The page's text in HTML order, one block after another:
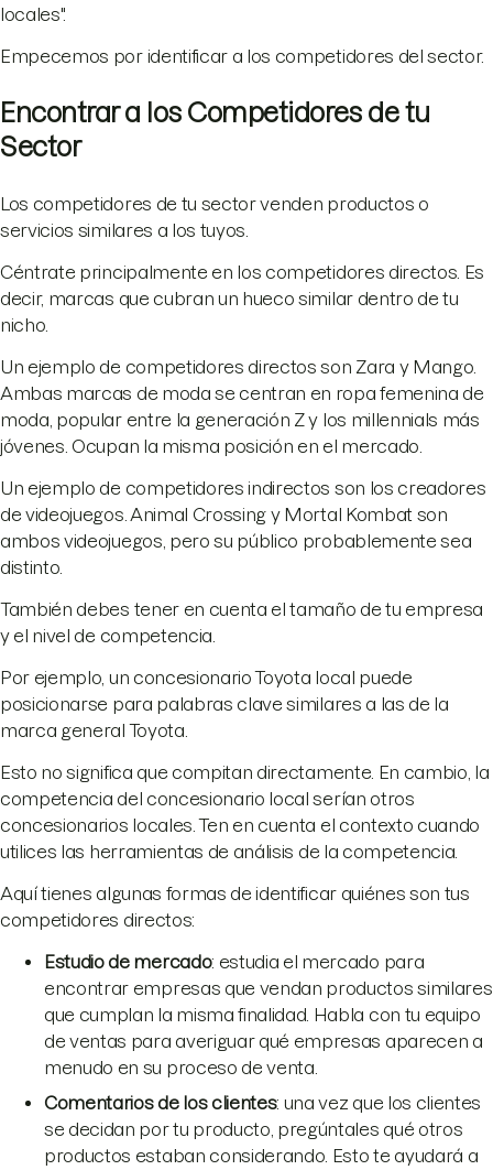
locales".
Empecemos por identificar a los competidores del sector.
Encontrar a los Competidores de tu
Sector
Los competidores de tu sector venden productos o
servicios similares a los tuyos.
Céntrate principalmente en los competidores directos. Es
decir, marcas que cubran un hueco similar dentro de tu
nicho.
Un ejemplo de competidores directos son Zara y Mango.
Ambas marcas de moda se centran en ropa femenina de
moda, popular entre la generación Z y los millennials más
jóvenes. Ocupan la misma posición en el mercado.
Un ejemplo de competidores indirectos son los creadores
de videojuegos. Animal Crossing y Mortal Kombat son
ambos videojuegos, pero su público probablemente sea
distinto.
También debes tener en cuenta el tamaño de tu empresa
y el nivel de competencia.
Por ejemplo, un concesionario Toyota local puede
posicionarse para palabras clave similares a las de la
marca general Toyota.
Esto no significa que compitan directamente. En cambio, la
competencia del concesionario local serían otros
concesionarios locales. Ten en cuenta el contexto cuando
utilices las herramientas de análisis de la competencia.
Aquí tienes algunas formas de identificar quiénes son tus
competidores directos:
Estudio de mercado: estudia el mercado para
encontrar empresas que vendan productos similares
que cumplan la misma finalidad. Habla con tu equipo
de ventas para averiguar qué empresas aparecen a
menudo en su proceso de venta.
Comentarios de los clientes: una vez que los clientes
se decidan por tu producto, pregúntales qué otros
productos estaban considerando. Esto te ayudará a